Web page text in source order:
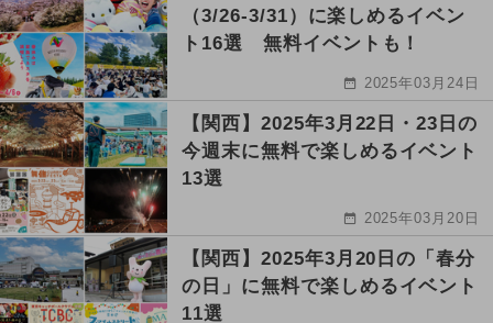
（3/26-3/31）に楽しめるイベン
ト16選 無料イベントも！
2025年03月24日
【関西】2025年3月22日・23日の
今週末に無料で楽しめるイベント
13選
2025年03月20日
【関西】2025年3月20日の「春分
の日」に無料で楽しめるイベント
11選